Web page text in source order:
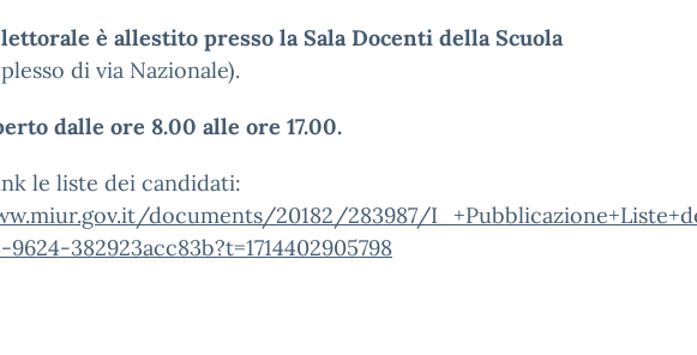
è allestito presso la Sala Docenti della Scuola
di via Nazionale).
dalle ore 8.00 alle ore 17.00.
le liste dei candidati:
documents/20182/283987/
382923acc83b?t=1714402905798